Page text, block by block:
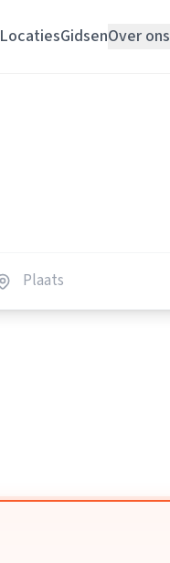
LocatiesGidsenOver ons